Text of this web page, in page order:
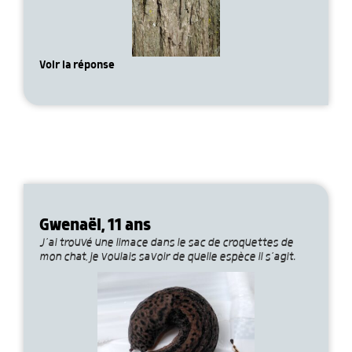
Voir la réponse
Gwenaël, 11 ans
J’ai trouvé une limace dans le sac de croquettes de
mon chat, je voulais savoir de quelle espèce il s’agit.